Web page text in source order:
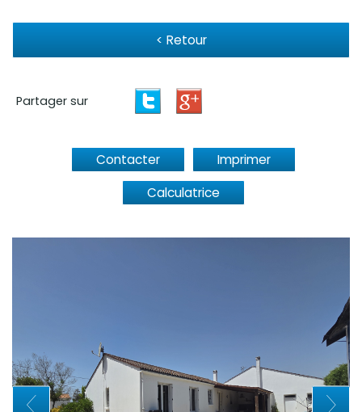
< Retour
Partager sur
Contacter
Imprimer
Calculatrice